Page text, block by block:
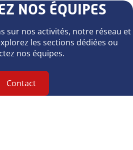
NOS ÉQUIPES
sur nos activités, notre réseau et
les sections dédiées ou
nos équipes.
Contact